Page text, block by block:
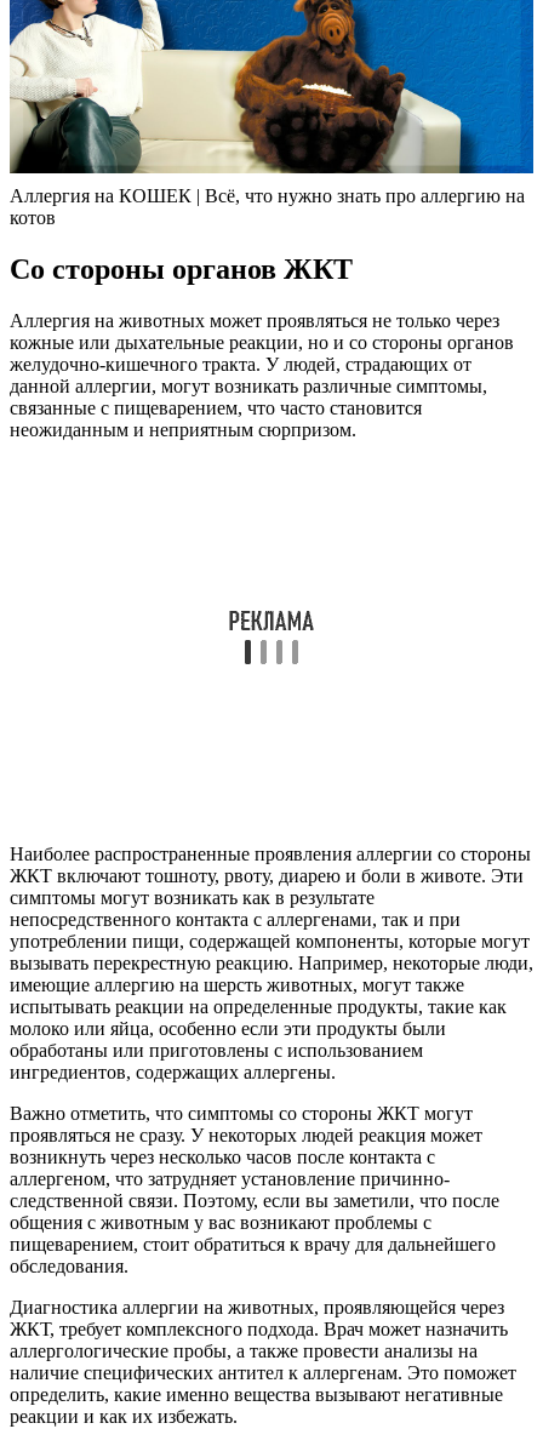
Аллергия на КОШЕК | Всё, что нужно знать про аллергию на
котов
Со стороны органов ЖКТ
Аллергия на животных может проявляться не только через
кожные или дыхательные реакции, но и со стороны органов
желудочно-кишечного тракта. У людей, страдающих от
данной аллергии, могут возникать различные симптомы,
связанные с пищеварением, что часто становится
неожиданным и неприятным сюрпризом.
Наиболее распространенные проявления аллергии со стороны
ЖКТ включают тошноту, рвоту, диарею и боли в животе. Эти
симптомы могут возникать как в результате
непосредственного контакта с аллергенами, так и при
употреблении пищи, содержащей компоненты, которые могут
вызывать перекрестную реакцию. Например, некоторые люди,
имеющие аллергию на шерсть животных, могут также
испытывать реакции на определенные продукты, такие как
молоко или яйца, особенно если эти продукты были
обработаны или приготовлены с использованием
ингредиентов, содержащих аллергены.
Важно отметить, что симптомы со стороны ЖКТ могут
проявляться не сразу. У некоторых людей реакция может
возникнуть через несколько часов после контакта с
аллергеном, что затрудняет установление причинно-
следственной связи. Поэтому, если вы заметили, что после
общения с животным у вас возникают проблемы с
пищеварением, стоит обратиться к врачу для дальнейшего
обследования.
Диагностика аллергии на животных, проявляющейся через
ЖКТ, требует комплексного подхода. Врач может назначить
аллергологические пробы, а также провести анализы на
наличие специфических антител к аллергенам. Это поможет
определить, какие именно вещества вызывают негативные
реакции и как их избежать.